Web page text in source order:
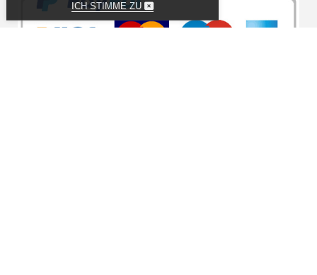
ICH STIMME ZU